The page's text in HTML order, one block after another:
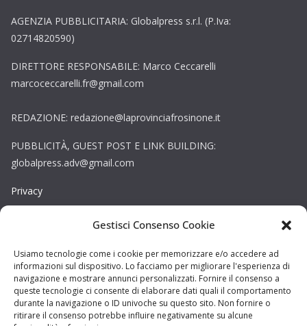
Gestisci Consenso Cookie
Usiamo tecnologie come i cookie per memorizzare e/o accedere ad
informazioni sul dispositivo. Lo facciamo per migliorare l'esperienza di
navigazione e mostrare annunci personalizzati. Fornire il consenso a
queste tecnologie ci consente di elaborare dati quali il comportamento
durante la navigazione o ID univoche su questo sito. Non fornire o
ritirare il consenso potrebbe influire negativamente su alcune
AGENZIA PUBBLICITARIA: Globalpress s.r.l. (P.Iva:
02714820590)
DIRETTORE RESPONSABILE: Marco Ceccarelli
marcoceccarelli.fr@gmail.com
REDAZIONE: redazione@laprovinciafrosinone.it
PUBBLICITÀ, GUEST POST E LINK BUILDING:
globalpress.adv@gmail.com
Privacy
Copyright © La Provincia Rieti. Tutti i diritti riservati.
Sito web creato daDAG STUDIO